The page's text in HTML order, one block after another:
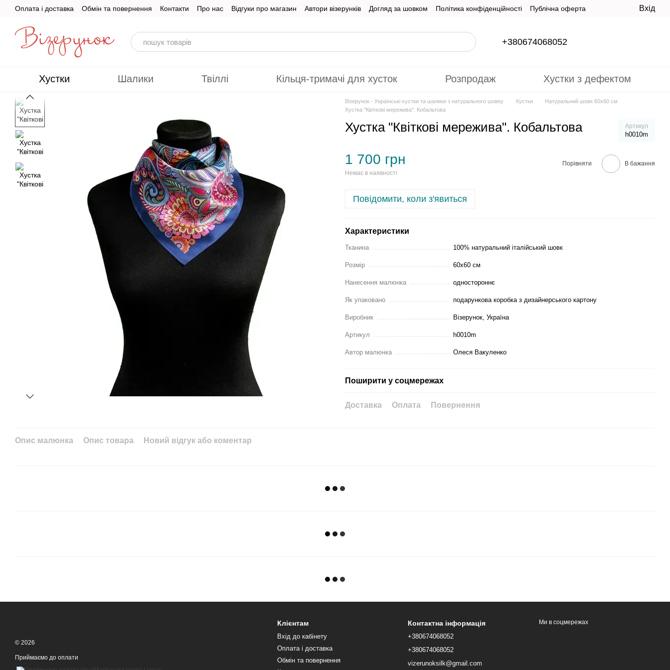
Перейти до основного контенту
Оплата і доставка Обмін та повернення Контакти Про нас Відгуки про магазин Автори візерунків Догляд за шовком Політика конфіденційності Публічна оферта Вхід
+380674068052
Хустки Шалики Твіллі Кільця-тримачі для хусток Розпродаж Хустки з дефектом
Візерунок - Українські хустки та шалики з натурального шовку Хустки
Натуральний шовк 60х60 см
Хустка "Квіткові мережива". Кобальтова
Хустка "Квіткові мережива". Кобальтова Артикул
h0010m
1 700 грн
Немає в наявності
Порівняти В бажання
Повідомити, коли з'явиться
Характеристики
Тканина 100% натуральний італійський шовк
Розмір 60х60 см
Нанесення малюнка одностороннє
Як упаковано подарункова коробка з дизайнерського картону
Виробник Візерунок, Україна
Артикул h0010m
Автор малюнка Олеся Вакуленко
Поширити у соцмережах
Доставка Оплата Повернення
Опис малюнка Опис товара Новий відгук або коментар
© 2026
Приймаємо до оплати
Клієнтам
Вхід до кабінету
Оплата і доставка
Обмін та повернення
Контактна інформація
+380674068052
+380674068052
vizerunoksilk@gmail.com
Ми в соцмережах